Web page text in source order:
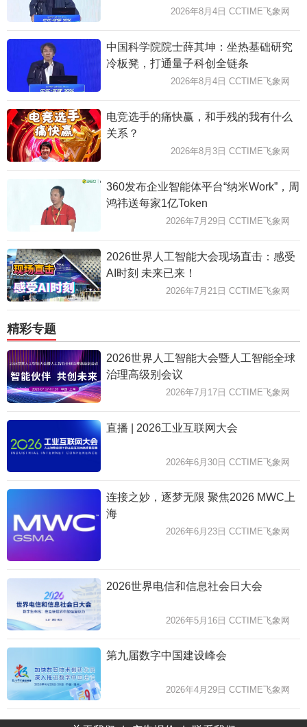
2026年8月4日 CCTIME飞象网
中国科学院院士薛其坤：坐热基础研究
冷板凳，打通量子科创全链条
2026年8月4日 CCTIME飞象网
电竞选手的痛快赢，和手残的我有什么
关系？
2026年8月3日 CCTIME飞象网
360发布企业智能体平台“纳米Work”，周
鸿祎送每家1亿Token
2026年7月29日 CCTIME飞象网
2026世界人工智能大会现场直击：感受
AI时刻 未来已来！
2026年7月21日 CCTIME飞象网
精彩专题
2026世界人工智能大会暨人工智能全球
治理高级别会议
2026年7月17日 CCTIME飞象网
直播 | 2026工业互联网大会
2026年6月30日 CCTIME飞象网
连接之妙，逐梦无限 聚焦2026 MWC上
海
2026年6月23日 CCTIME飞象网
2026世界电信和信息社会日大会
2026年5月16日 CCTIME飞象网
第九届数字中国建设峰会
2026年4月29日 CCTIME飞象网